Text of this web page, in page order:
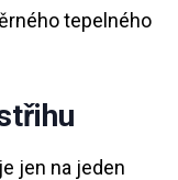
tepelného
jen na jeden